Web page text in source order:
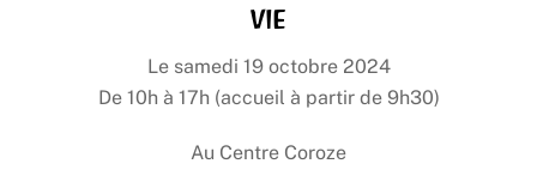
vie
Le samedi 19 octobre 2024
De 10h à 17h (accueil à partir de 9h30)
Au Centre Coroze